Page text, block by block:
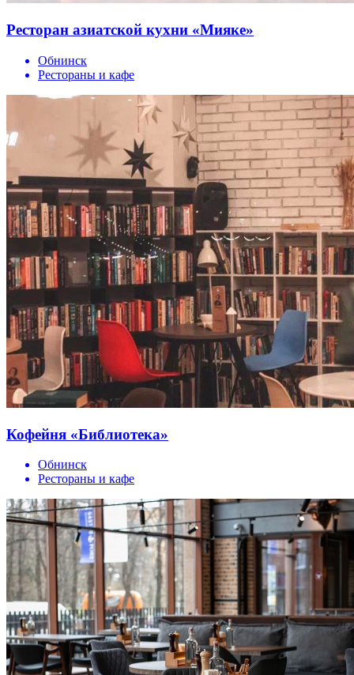
Ресторан азиатской кухни «Мияке»
Обнинск
Рестораны и кафе
Кофейня «Библиотека»
Обнинск
Рестораны и кафе